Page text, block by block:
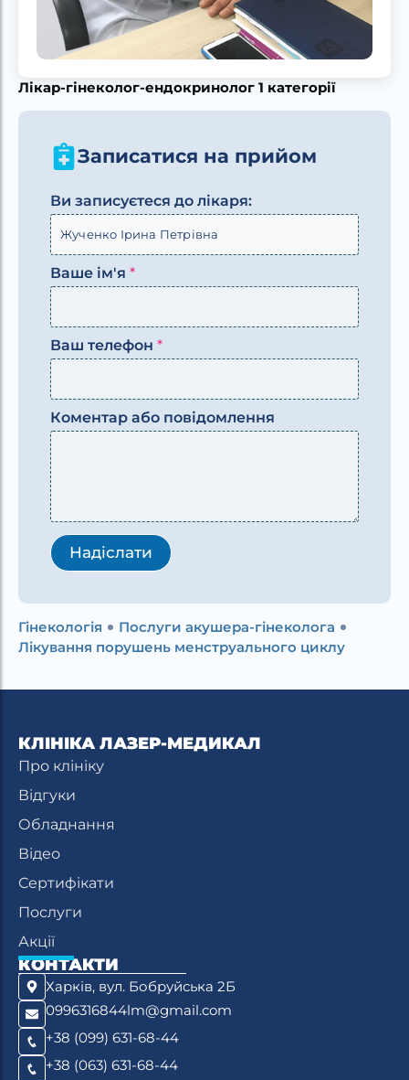
Лікар-гінеколог-ендокринолог 1 категорії
Записатися на прийом
Ви записуєтеся до лікаря:
Ваше ім'я *
Ваш телефон *
Коментар або повідомлення
Надіслати
Гінекологія
Послуги акушера-гінеколога
Лікування порушень менструального циклу
КЛІНІКА ЛАЗЕР-МЕДИКАЛ
Про клініку
Відгуки
Обладнання
Відео
Сертифікати
Послуги
Акції
КОНТАКТИ
Харків, вул. Бобруйська 2Б
0996316844lm@gmail.com
+38 (099) 631-68-44
+38 (063) 631-68-44